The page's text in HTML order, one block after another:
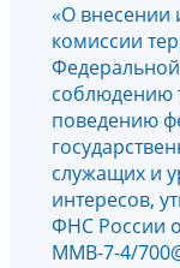
«О внесении
комиссии
соблюдению
поведению
служащих и
интересов,
ФНС России
ММВ-7-4/